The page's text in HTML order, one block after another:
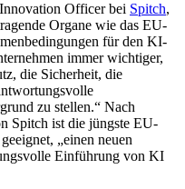
Officer bei Spitch,
Organe wie das EU-
für den KI-
immer wichtiger,
die Sicherheit, die
zu stellen.“ Nach
Spitch ist die jüngste EU-
„einen neuen
Einführung von KI